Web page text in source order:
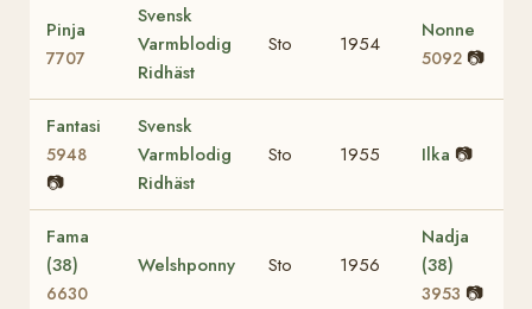
Pinja
7707
Svensk
Varmblodig
Ridhäst
Sto 1954
Nonne
5092 📷
Fantasi
5948
📷
Svensk
Varmblodig
Ridhäst
Sto 1955 Ilka 📷
Fama
(38)
6630
Welshponny Sto 1956
Nadja
(38)
3953 📷